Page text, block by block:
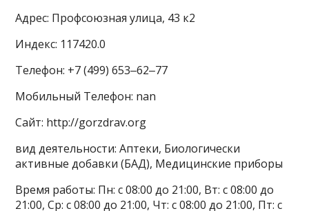
Адрес: Профсоюзная улица, 43 к2
Индекс: 117420.0
Телефон: +7 (499) 653‒62‒77
Мобильный Телефон: nan
Сайт: http://gorzdrav.org
вид деятельности: Аптеки, Биологически
активные добавки (БАД), Медицинские приборы
Время работы: Пн: с 08:00 до 21:00, Вт: с 08:00 до
21:00, Ср: с 08:00 до 21:00, Чт: с 08:00 до 21:00, Пт: с